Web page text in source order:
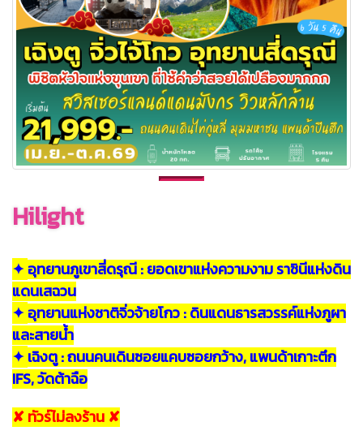
Hilight
✦อุทยานภูเขาสี่ดรุณี : ยอดเขาแห่งความงาม ราชินีแห่งดิน
แดนเสฉวน
✦อุทยานแห่งชาติจิ่วจ้ายโกว : ดินแดนธารสวรรค์แห่งภูผา
และสายน้ำ
✦เฉิงตู : ถนนคนเดินซอยแคบซอยกว้าง, แพนด้าเกาะตึก
IFS, วัดต้าฉือ
✘ทัวร์ไม่ลงร้าน ✘